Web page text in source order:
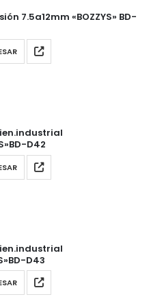
7.5a12mm «BOZZYS» BD-
D42
D43